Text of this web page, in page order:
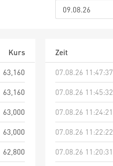
Kurs
63,160
63,160
63,000
63,000
62,800
Zeit
07.08.26 11:47:37
07.08.26 11:45:32
07.08.26 11:24:21
07.08.26 11:22:22
07.08.26 11:20:31